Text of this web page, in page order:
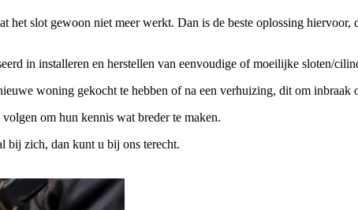
slot gewoon niet meer werkt. Dan is de beste oplossing hiervoor,
in installeren en herstellen van eenvoudige of moeilijke sloten/
woning gekocht te hebben of na een verhuizing, dit om inbraak
om hun kennis wat breder te maken.
bij zich, dan kunt u bij ons terecht.